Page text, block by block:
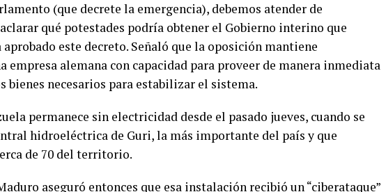
(que decrete la emergencia), debemos atender de
qué potestades podría obtener el Gobierno interino que
este decreto. Señaló que la oposición mantiene
empresa alemana con capacidad para proveer de manera inmediata
bienes necesarios para estabilizar el sistema.
permanece sin electricidad desde el pasado jueves, cuando se
hidroeléctrica de Guri, la más importante del país y que
de 70 del territorio.
aseguró entonces que esa instalación recibió un “ciberataque”